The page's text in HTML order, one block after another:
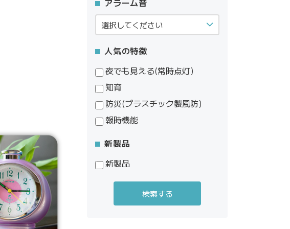
アラーム音
人気の特徴
夜でも見える(常時点灯)
知育
防災(プラスチック製風防)
報時機能
新製品
新製品